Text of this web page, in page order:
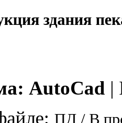
здания
AutoCad |
ПД / В